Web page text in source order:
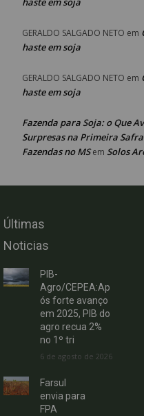
GERALDO SALGADO NETO em
haste em soja
GERALDO SALGADO NETO em
haste em soja
Fazenda para Soja: o Que
Surpresas na Primeira
Fazendas no MSem Solos
Últimas
Noticias
PIB-
Agro/CEPEA:Ap
ós forte avanço
em 2025, PIB do
agro recua 2%
no 1º tri
6 de agosto de 2026
Farsul
envia para
FPA